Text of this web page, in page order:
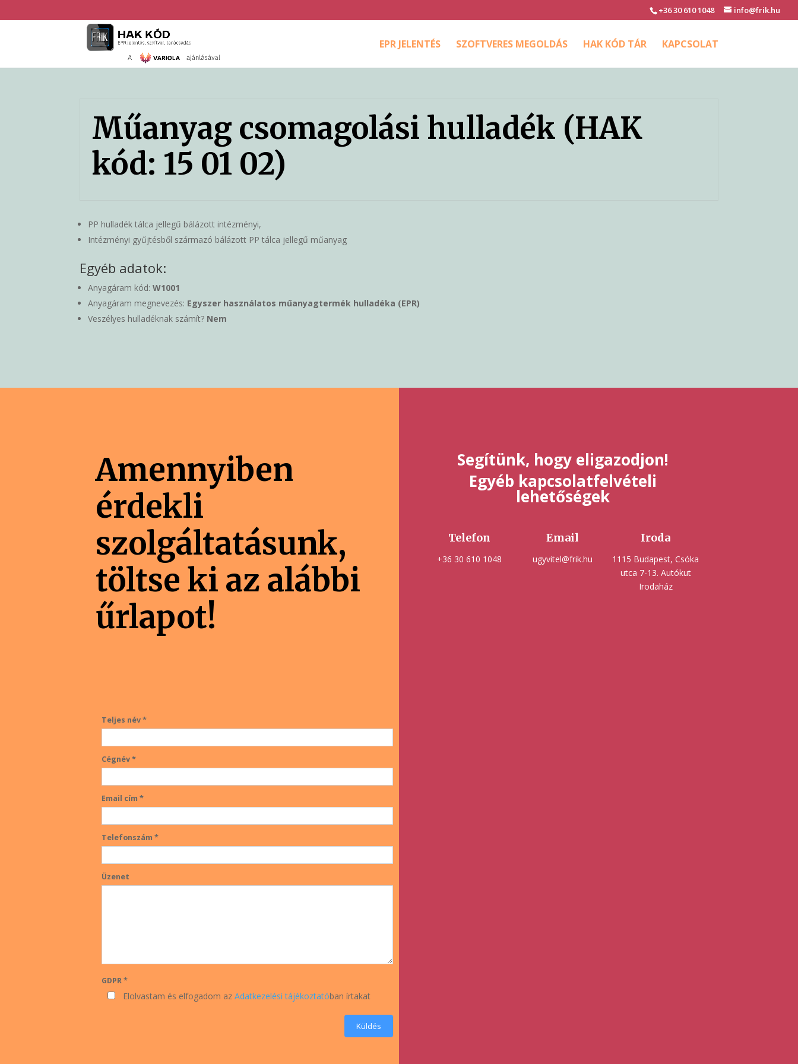
+36 30 610 1048 info@frik.hu
EPR JELENTÉS SZOFTVERES MEGOLDÁS HAK KÓD TÁR KAPCSOLAT
Műanyag csomagolási hulladék (HAK
kód: 15 01 02)
PP hulladék tálca jellegű bálázott intézményi,
Intézményi gyűjtésből származó bálázott PP tálca jellegű műanyag
Egyéb adatok:
Anyagáram kód:W1001
Anyagáram megnevezés: Egyszer használatos műanyagtermék hulladéka (EPR)
Veszélyes hulladéknak számít? Nem
Amennyiben
érdekli
szolgáltatásunk,
töltse ki az alábbi
űrlapot!
Teljes név *
Cégnév *
Email cím *
Telefonszám *
Üzenet
GDPR *
Elolvastam és elfogadom azAdatkezelési tájékoztatóban írtakat
Küldés
Segítünk, hogy eligazodjon!
Egyéb kapcsolatfelvételi
lehetőségek
Telefon
+36 30 610 1048
Email
ugyvitel@frik.hu
Iroda
1115 Budapest, Csóka
utca 7-13. Autókut
Irodaház